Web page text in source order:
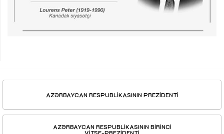
AZƏRBAYCAN RESPUBLİKASININ PREZİDENTİ
AZƏRBAYCAN RESPUBLİKASININ BİRİNCİ
VİTSE-PREZİDENTİ